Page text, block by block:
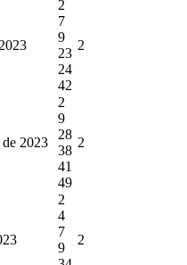
2
7
9
23
24
42
2
2023
2
9
28
38
41
49
2
2
4
7
9
2